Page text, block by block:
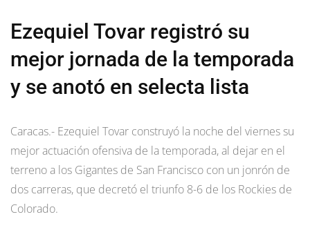
Ezequiel Tovar registró su
mejor jornada de la temporada
y se anotó en selecta lista
Caracas.- Ezequiel Tovar construyó la noche del viernes su
mejor actuación ofensiva de la temporada, al dejar en el
terreno a los Gigantes de San Francisco con un jonrón de
dos carreras, que decretó el triunfo 8-6 de los Rockies de
Colorado.